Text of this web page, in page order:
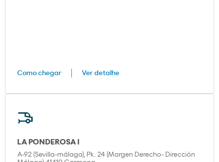
Como chegar Ver detalhe
LA PONDEROSA I
A-92 (Sevilla-málaga), Pk. 24 (Margen Derecho- Dirección